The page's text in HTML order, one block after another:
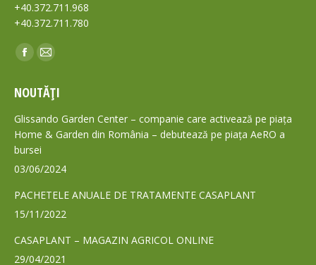
+40.372.711.968
+40.372.711.780
Find us on:
Facebook
opens
in
new
window
Mail
opens
in
new
NOUTĂȚI
Glissando Garden Center – companie care activează pe piața
Home & Garden din România – debutează pe piața AeRO a
bursei
03/06/2024
PACHETELE ANUALE DE TRATAMENTE CASAPLANT
15/11/2022
CASAPLANT – MAGAZIN AGRICOL ONLINE
29/04/2021